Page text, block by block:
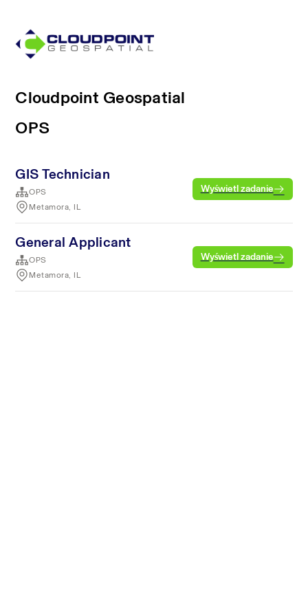
Cloudpoint Geospatial
OPS
GIS Technician
OPS
Metamora, IL
Wyświetl zadanie
General Applicant
OPS
Metamora, IL
Wyświetl zadanie